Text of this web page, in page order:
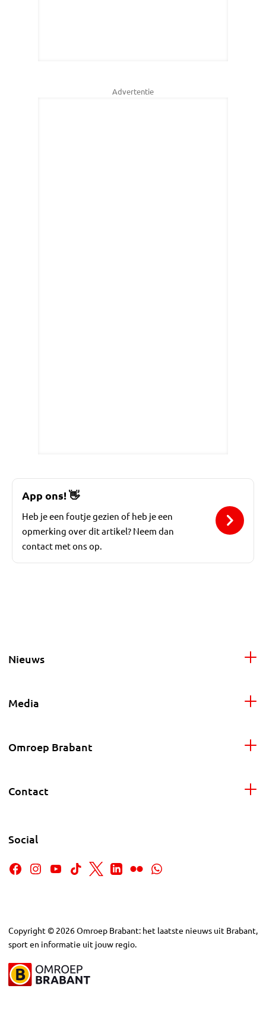
Advertentie
App ons! 👋
Heb je een foutje gezien of heb je een
opmerking over dit artikel? Neem dan
contact met ons op.
Nieuws
Media
Omroep Brabant
Contact
Social
Copyright © 2026Omroep Brabant: het laatste nieuws uit Brabant,
sport en informatie uit jouw regio.